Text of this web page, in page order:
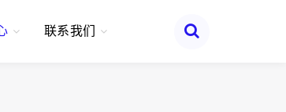
联系我们